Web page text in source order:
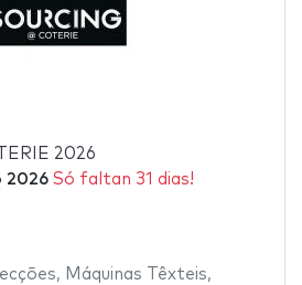
2026
2026 Só faltan 31 dias!
, Máquinas Têxteis,